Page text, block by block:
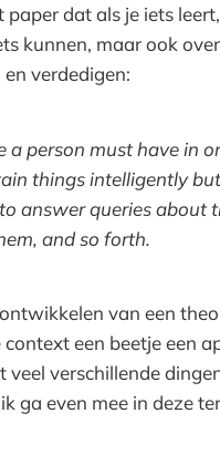
paper dat als je iets
kunnen, maar ook
verdedigen:
a person must have in
things intelligently
answer queries about
and so forth.
van een
context een beetje een
verschillende
ga even mee in deze